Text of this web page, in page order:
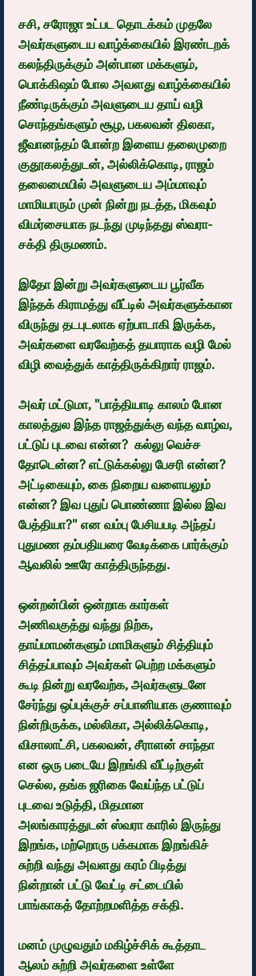
சசி, சரோஜா உட்பட தொடக்கம் முதலே
அவர்களுடைய வாழ்க்கையில் இரண்டறக்
கலந்திருக்கும் அன்பான மக்களும்,
பொக்கிஷம் போல அவளது வாழ்க்கையில்
நீண்டிருக்கும் அவளுடைய தாய் வழி
சொந்தங்களும் சூழ, பகலவன் திலகா,
ஜீவானந்தம் போன்ற இளைய தலைமுறை
குதூகலத்துடன், அல்லிக்கொடி, ராஜம்
தலைமையில் அவளுடைய அம்மாவும்
மாமியாரும் முன் நின்று நடத்த, மிகவும்
விமர்சையாக நடந்து முடிந்தது ஸ்வரா-
சக்தி திருமணம்.
இதோ இன்று அவர்களுடைய பூர்வீக
இந்தக் கிராமத்து வீட்டில் அவர்களுக்கான
விருந்து தடபுடலாக ஏற்பாடாகி இருக்க,
அவர்களை வரவேற்கத் தயாராக வழி மேல்
விழி வைத்துக் காத்திருக்கிறார் ராஜம்.
அவர் மட்டுமா, "பாத்தியாடி காலம் போன
காலத்துல இந்த ராஜத்துக்கு வந்த வாழ்வ,
பட்டுப் புடவை என்ன?  கல்லு வெச்ச
தோடென்ன? எட்டுக்கல்லு பேசரி என்ன?
அட்டிகையும், கை நிறைய வளையலும்
என்ன? இவ புதுப் பொண்ணா இல்ல இவ
பேத்தியா?" என வம்பு பேசியபடி அந்தப்
புதுமண தம்பதியரை வேடிக்கை பார்க்கும்
ஆவலில் ஊரே காத்திருந்தது.
ஒன்றன்பின் ஒன்றாக கார்கள்
அணிவகுத்து வந்து நிற்க,
தாய்மாமன்களும் மாமிகளும் சித்தியும்
சித்தப்பாவும் அவர்கள் பெற்ற மக்களும்
கூடி நின்று வரவேற்க, அவர்களுடனே
சேர்ந்து ஒப்புக்குச் சப்பானியாக குணாவும்
நின்றிருக்க, மல்லிகா, அல்லிக்கொடி,
விசாலாட்சி, பகலவன், சீராளன் சாந்தா
என ஒரு படையே இறங்கி வீட்டிற்குள்
செல்ல, தங்க ஜரிகை வேய்ந்த பட்டுப்
புடவை உடுத்தி, மிதமான
அலங்காரத்துடன் ஸ்வரா காரில் இருந்து
இறங்க, மற்றொரு பக்கமாக இறங்கிச்
சுற்றி வந்து அவளது கரம் பிடித்து
நின்றான் பட்டு வேட்டி சட்டையில்
பாங்காகத் தோற்றமளித்த சக்தி.
மனம் முழுவதும் மகிழ்ச்சிக் கூத்தாட
ஆலம் சுற்றி அவர்களை உள்ளே